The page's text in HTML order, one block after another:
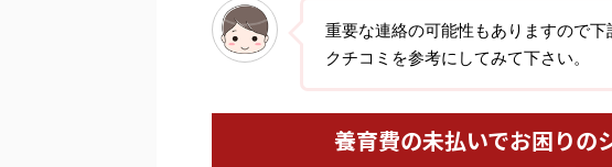
重要な連絡の可能性もありますので
クチコミを参考にしてみて下さい。
養育費の未払いでお困りの